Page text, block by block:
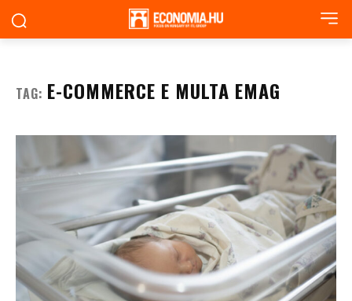
TAG: E-COMMERCE E MULTA EMAG